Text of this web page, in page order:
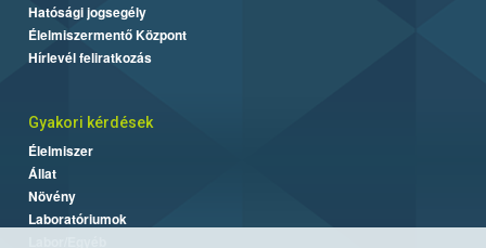
Hatósági jogsegély
Élelmiszermentő Központ
Hírlevél feliratkozás
Gyakori kérdések
Élelmiszer
Állat
Növény
Laboratóriumok